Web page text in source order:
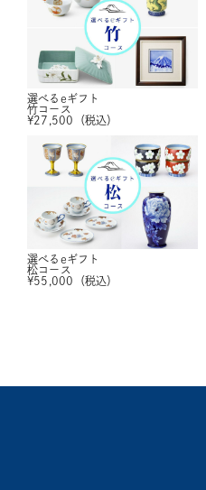
選べるeギフト
竹コース
¥27,500 （税込）
選べるeギフト
松コース
¥55,000 （税込）